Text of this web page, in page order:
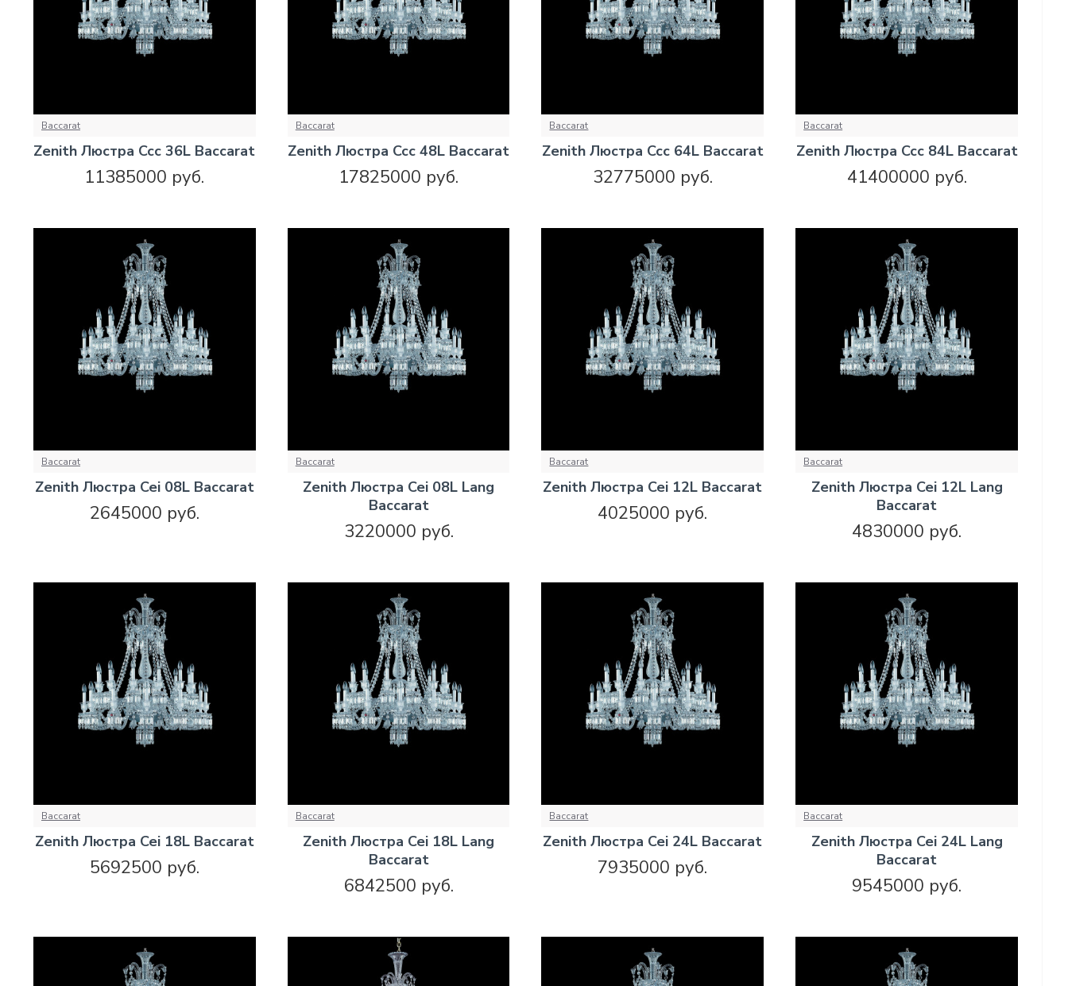
Baccarat
Zenith Люстра Ccc 36L Baccarat
11385000 руб.
Baccarat
Zenith Люстра Ccc 48L Baccarat
17825000 руб.
Baccarat
Zenith Люстра Ccc 64L Baccarat
32775000 руб.
Baccarat
Zenith Люстра Ccc 84L Baccarat
41400000 руб.
Baccarat
Zenith Люстра Cei 08L Baccarat
2645000 руб.
Baccarat
Zenith Люстра Cei 08L Lang
Baccarat
3220000 руб.
Baccarat
Zenith Люстра Cei 12L Baccarat
4025000 руб.
Baccarat
Zenith Люстра Cei 12L Lang
Baccarat
4830000 руб.
Baccarat
Zenith Люстра Cei 18L Baccarat
5692500 руб.
Baccarat
Zenith Люстра Cei 18L Lang
Baccarat
6842500 руб.
Baccarat
Zenith Люстра Cei 24L Baccarat
7935000 руб.
Baccarat
Zenith Люстра Cei 24L Lang
Baccarat
9545000 руб.